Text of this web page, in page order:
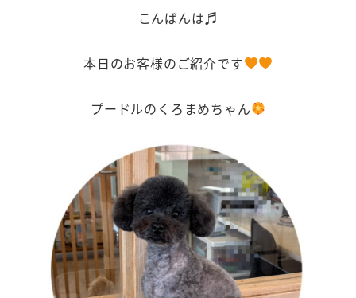
こんばんは♬
本日のお客様のご紹介です
プードルのくろまめちゃん